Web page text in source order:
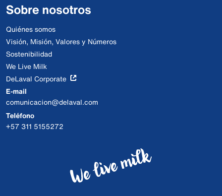
Sobre nosotros
Quiénes somos
Visión, Misión, Valores y Números
Sostenibilidad
We Live Milk
DeLaval Corporate
E-mail
comunicacion@delaval.com
Teléfono
+57 311 5155272